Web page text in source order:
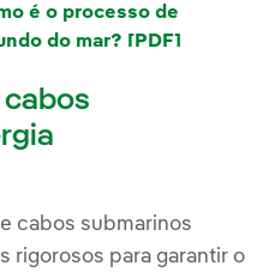
é o processo de
do mar? [PDF]
cabos
cabos submarinos
rigorosos para garantir o